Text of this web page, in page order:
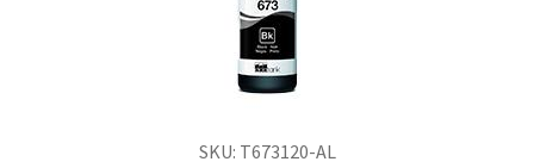
SKU: T673120-AL